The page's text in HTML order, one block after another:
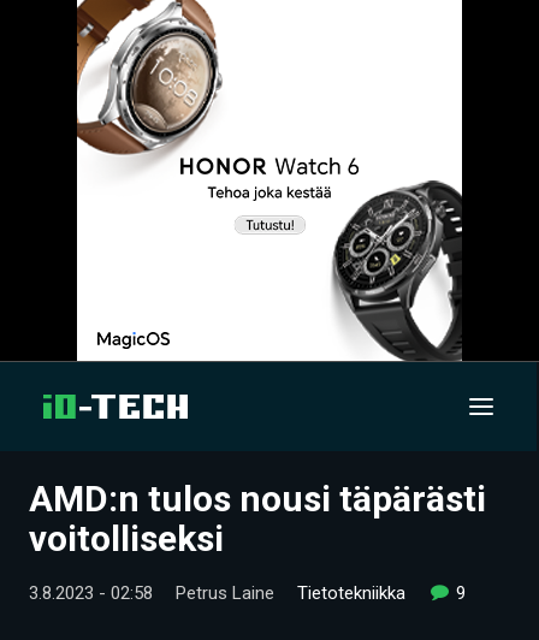
UUTISET
AMD:n tulos nousi täpärästi
voitolliseksi
3.8.2023 - 02:58 Petrus Laine Tietotekniikka 9